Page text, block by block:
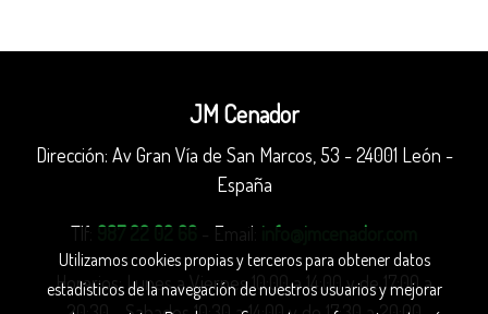
JM Cenador
Dirección: Av Gran Vía de San Marcos, 53 - 24001 León -
España
Tlf: 987 22 02 66 - Email: info@jmcenador.com
Horarios: Lunes a Viernes 10:00 a 14:00 y de 17:00 a
Utilizamos cookies propias y terceros para obtener datos
estadísticos de la navegación de nuestros usuarios y mejorar